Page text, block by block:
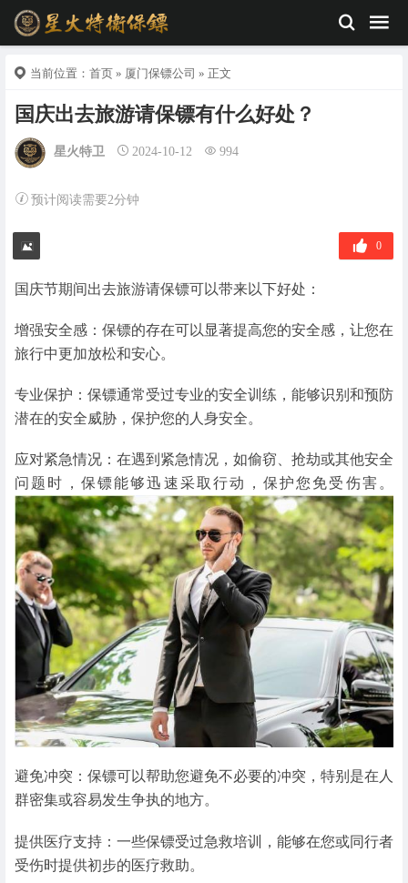
当前位置： 首页 » 厦门保镖公司 » 正文
国庆出去旅游请保镖有什么好处？
星火特卫 2024-10-12 994
预计阅读需要2分钟
0
国庆节期间出去旅游请保镖可以带来以下好处：
增强安全感：保镖的存在可以显著提高您的安全感，让您在
旅行中更加放松和安心。
专业保护：保镖通常受过专业的安全训练，能够识别和预防
潜在的安全威胁，保护您的人身安全。
应对紧急情况：在遇到紧急情况，如偷窃、抢劫或其他安全
问题时，保镖能够迅速采取行动，保护您免受伤害。
避免冲突：保镖可以帮助您避免不必要的冲突，特别是在人
群密集或容易发生争执的地方。
提供医疗支持：一些保镖受过急救培训，能够在您或同行者
受伤时提供初步的医疗救助。